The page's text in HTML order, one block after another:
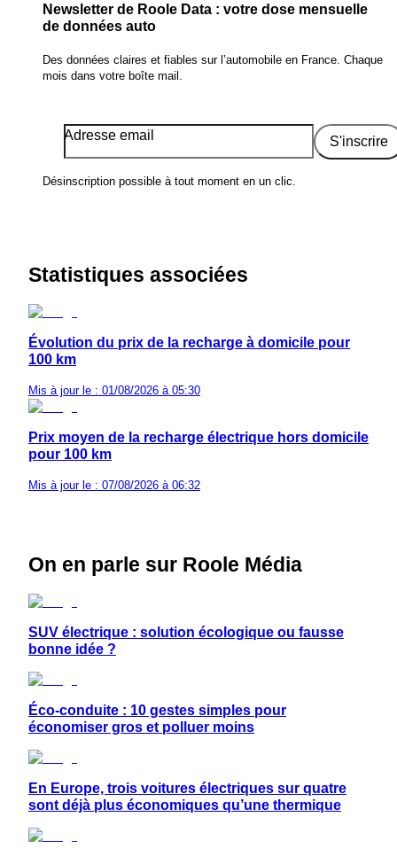
Newsletter de Roole Data : votre dose mensuelle
de données auto
Des données claires et fiables sur l’automobile en France. Chaque
mois dans votre boîte mail.
S'inscrire
Adresse email
Désinscription possible à tout moment en un clic.
Statistiques associées
Évolution du prix de la recharge à domicile pour
100 km
Mis à jour le : 01/08/2026 à 05:30
Prix moyen de la recharge électrique hors domicile
pour 100 km
Mis à jour le : 07/08/2026 à 06:32
On en parle sur Roole Média
SUV électrique : solution écologique ou fausse
bonne idée ?
Éco-conduite : 10 gestes simples pour
économiser gros et polluer moins
En Europe, trois voitures électriques sur quatre
sont déjà plus économiques qu’une thermique